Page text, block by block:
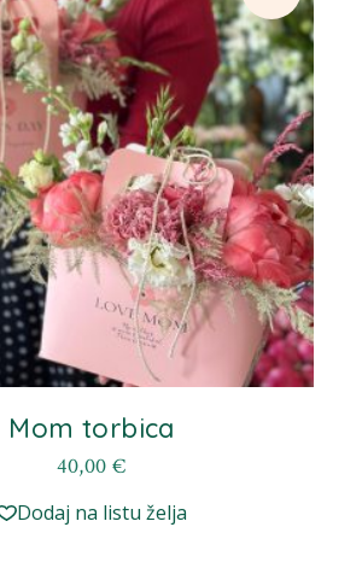
mogu
odabrati
na
stranici
proizvoda
Mom torbica
40,00 €
Dodaj na listu želja